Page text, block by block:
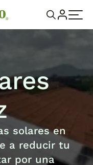
solares en
a reducir tu
por una